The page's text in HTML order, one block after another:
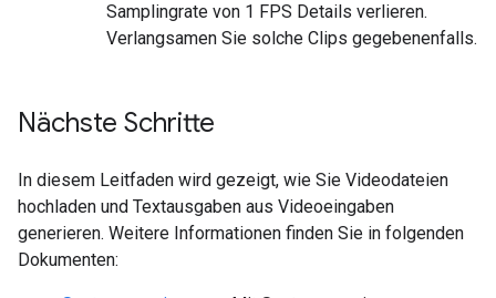
Samplingrate von 1 FPS Details verlieren.
Verlangsamen Sie solche Clips gegebenenfalls.
Nächste Schritte
In diesem Leitfaden wird gezeigt, wie Sie Videodateien
hochladen und Textausgaben aus Videoeingaben
generieren. Weitere Informationen finden Sie in folgenden
Dokumenten: